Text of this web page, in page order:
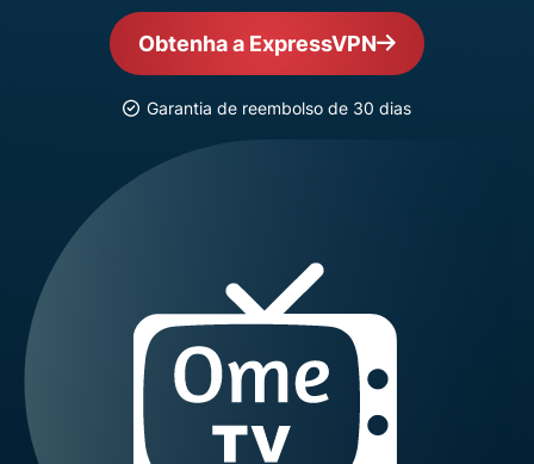
Obtenha a ExpressVPN
Garantia de reembolso de 30 dias